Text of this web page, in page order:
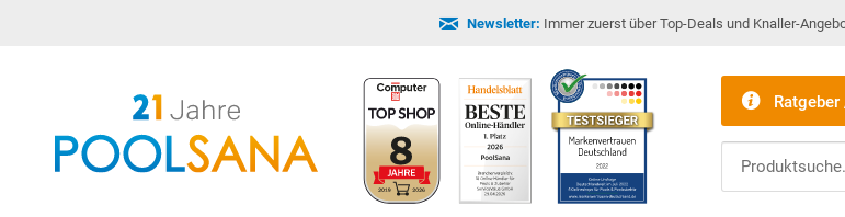
Newsletter: Immer zuerst über Top-Deals und Knaller-